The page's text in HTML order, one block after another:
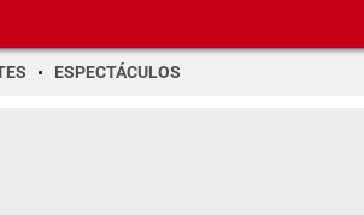
ESPECTÁCULOS